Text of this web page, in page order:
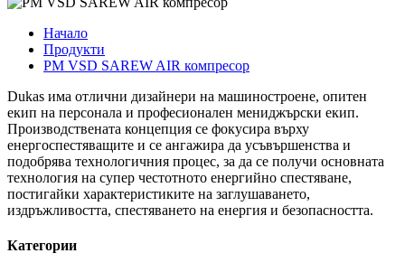
Начало
Продукти
PM VSD SAREW AIR компресор
Dukas има отлични дизайнери на машиностроене, опитен
екип на персонала и професионален мениджърски екип.
Производствената концепция се фокусира върху
енергоспестяващите и се ангажира да усъвършенства и
подобрява технологичния процес, за да се получи основната
технология на супер честотното енергийно спестяване,
постигайки характеристиките на заглушаването,
издръжливостта, спестяването на енергия и безопасността.
Категории